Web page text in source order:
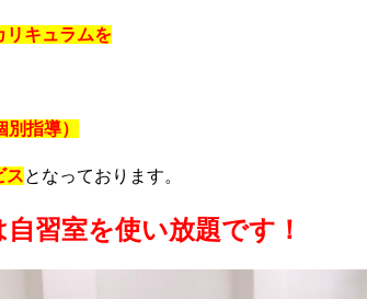
リキュラムを
指導）
スとなっております。
習室を使い放題です！